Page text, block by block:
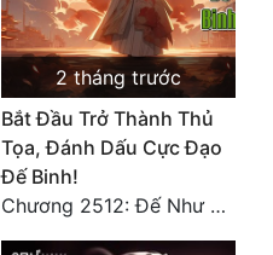
2 tháng trước
Bắt Đầu Trở Thành Thủ
Tọa, Đánh Dấu Cực Đạo
Đế Binh!
Chương 2512: Đế Như Ngọc thỉnh cầu